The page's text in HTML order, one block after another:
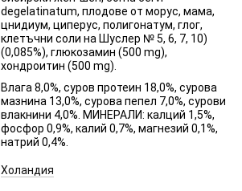
degelatinatum, плодове от морус, мама,
цнидиум, циперус, полигонатум, глог,
клетъчни соли на Шуслер № 5, 6, 7, 10)
(0,085%), глюкозамин (500 mg),
хондроитин (500 mg).
Влага 8,0%, суров протеин 18,0%, сурова
мазнина 13,0%, сурова пепел 7,0%, сурови
влакнини 4,0%. МИНЕРАЛИ: калций 1,5%,
фосфор 0,9%, калий 0,7%, магнезий 0,1%,
натрий 0,4%.
Холандия